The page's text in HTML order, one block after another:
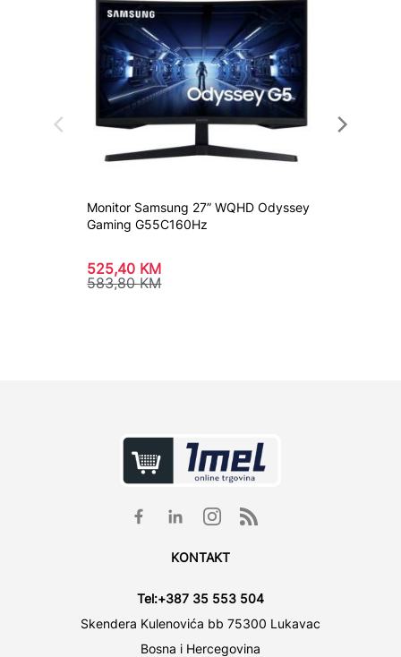
Monitor Samsung 27” WQHD Odyssey
Gaming G55C160Hz
525,40 KM
583,80KM
KONTAKT
Tel:+387 35 553 504
Skendera Kulenovića bb 75300 Lukavac
Bosna i Hercegovina